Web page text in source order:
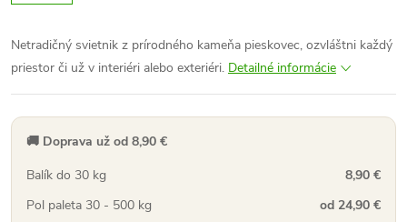
Netradičný svietnik z prírodného kameňa pieskovec, ozvláštni každý
priestor či už v interiéri alebo exteriéri. Detailné informácie
🚚 Doprava už od 8,90 €
Balík do 30 kg
8,90 €
Pol paleta 30 - 500 kg
od 24,90 €